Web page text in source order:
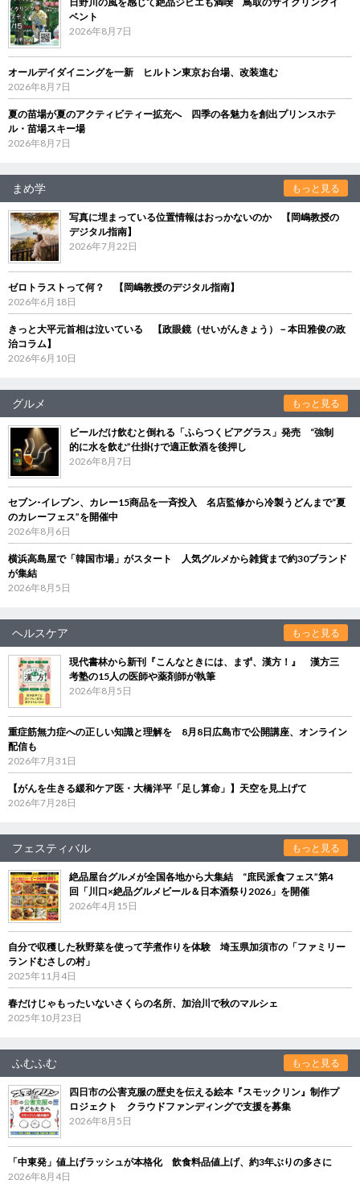
ベント
2026年8月7日
オールデイダイニングを一新 ヒルトン東京お台場、改装進む
2026年8月7日
夏の苗場が夏のアクティビティー拡充へ 四季の各魅力を創出プリンスホテ
ル・苗場スキー場
2026年8月7日
まめ学 もっと見る
写真に埋まっている位置情報はおっかないのか 【岡嶋教授の
デジタル指南】
2026年7月22日
ゼロトラストって何？ 【岡嶋教授のデジタル指南】
2026年6月18日
きっと大平元首相は泣いている 【政眼鏡（せいがんきょう）－本田雅俊の政
治コラム】
2026年6月10日
グルメ もっと見る
ビールだけ飲むと倒れる「ふらつくビアグラス」発売 “強制
的に水を飲む”仕掛けで適正飲酒を後押し
2026年8月7日
セブン‐イレブン、カレー15商品を一斉投入 名店監修から冷製うどんまで“夏
のカレーフェス”を開催中
2026年8月6日
横浜高島屋で「韓国市場」がスタート 人気グルメから雑貨まで約30ブランド
が集結
2026年8月5日
ヘルスケア もっと見る
現代書林から新刊『こんなときには、まず、漢方！』 漢方三
考塾の15人の医師や薬剤師が執筆
2026年8月5日
重症筋無力症への正しい知識と理解を 8月8日広島市で公開講座、オンライン
配信も
2026年7月31日
【がんを生きる緩和ケア医・大橋洋平「足し算命」】天空を見上げて
2026年7月28日
フェスティバル もっと見る
絶品屋台グルメが全国各地から大集結 “庶民派食フェス”第4
回「川口×絶品グルメビール＆日本酒祭り2026」を開催
2026年4月15日
自分で収穫した秋野菜を使って芋煮作りを体験 埼玉県加須市の「ファミリー
ランドむさしの村」
2025年11月4日
春だけじゃもったいないさくらの名所、加治川で秋のマルシェ
2025年10月23日
ふむふむ もっと見る
四日市の公害克服の歴史を伝える絵本『スモックリン』制作プ
ロジェクト クラウドファンディングで支援を募集
2026年8月5日
「中東発」値上げラッシュが本格化 飲食料品値上げ、約3年ぶりの多さに
2026年8月4日